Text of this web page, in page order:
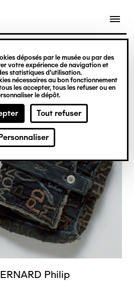
déposés par le musée ou par des
votre expérience de navigation et
statistiques d’utilisation.
nécessaires au bon fonctionnement
les accepter, tous les refuser ou en
le dépôt.
Tout refuser
Philip